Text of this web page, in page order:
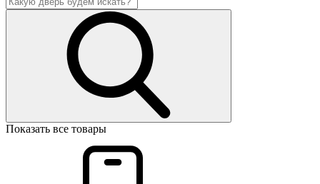
Показать все товары